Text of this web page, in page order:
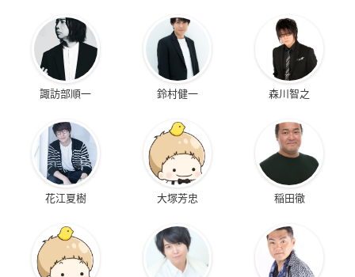
諏訪部順一 鈴村健一 森川智之
花江夏樹 大塚芳忠 稲田徹